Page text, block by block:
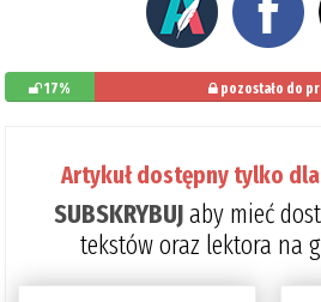
17% pozostało do
Artykuł dostępny tylko
SUBSKRYBUJaby mieć
tekstów oraz lektora na